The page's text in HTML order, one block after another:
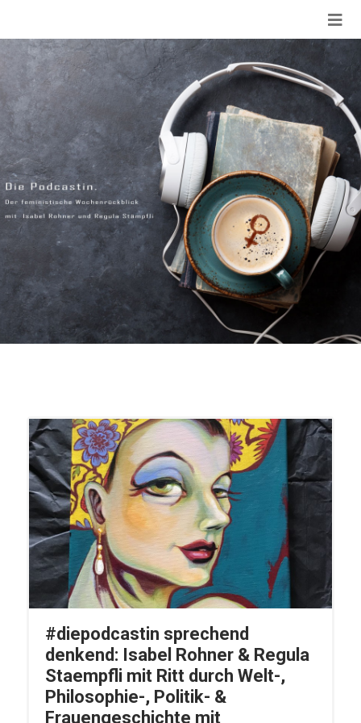
#diepodcastin sprechend
denkend: Isabel Rohner & Regula
Staempfli mit Ritt durch Welt-,
Philosophie-, Politik- &
Frauengeschichte mit